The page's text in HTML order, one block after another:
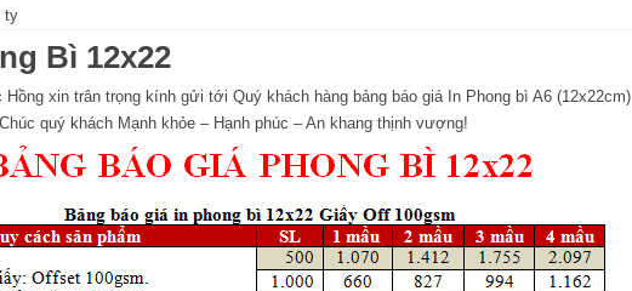
ty
Bì 12x22
Hồng xin trân trọng kính gửi tới Quý khách hàng bảng báo giá In Phong bì A6 (12x22cm)
Chúc quý khách Mạnh khỏe – Hạnh phúc – An khang thịnh vượng!